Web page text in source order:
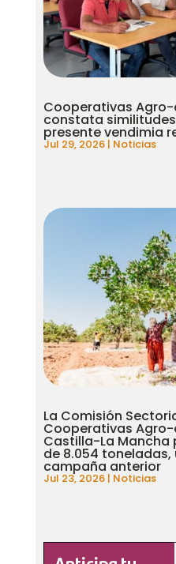
Cooperativas
constata
presente vendimia
Jul 29, 2026| Noticias
La Comisión
Cooperativas
Castilla-La Mancha
de 8.054 toneladas,
campaña anterior
Jul 23, 2026| Noticias